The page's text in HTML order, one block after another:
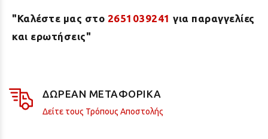
"Καλέστε μας στο 2651039241 για παραγγελίες
και ερωτήσεις"
ΔΩΡΕΑΝ ΜΕΤΑΦΟΡΙΚΑ
Δείτε τους Τρόπους Αποστολής